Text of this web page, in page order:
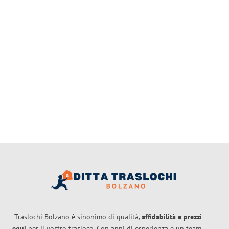
Traslochi Bolzano è sinonimo di qualità,affidabilità e prezzi